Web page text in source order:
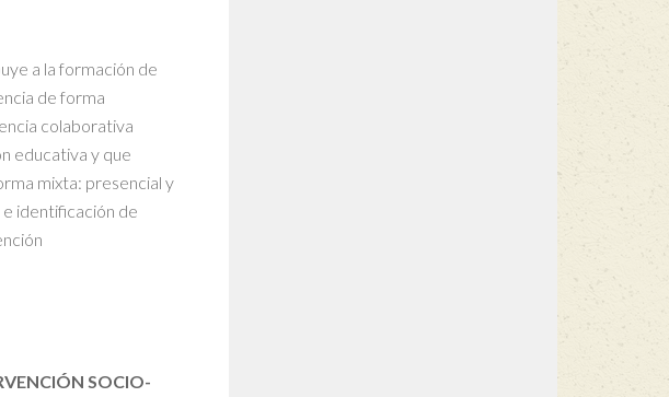
a la formación de
de forma
colaborativa
educativa y que
mixta: presencial y
e identificación de
SOCIO-